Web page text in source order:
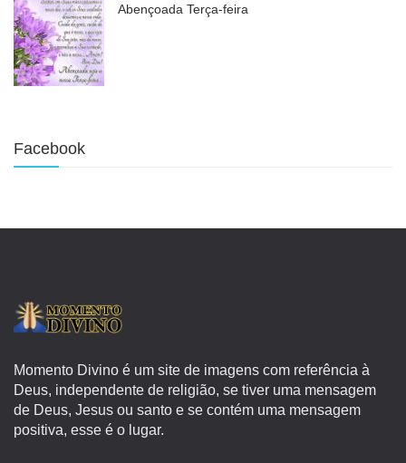
Abençoada Terça-feira
Facebook
Momento Divino é um site de imagens com referência à
Deus, independente de religião, se tiver uma mensagem
de Deus, Jesus ou santo e se contém uma mensagem
positiva, esse é o lugar.